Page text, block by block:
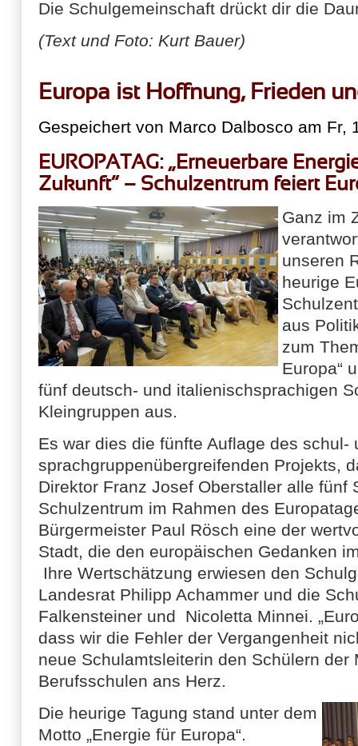
Die Schulgemeinschaft drückt dir die
(Text und Foto: Kurt Bauer)
Europa ist Hoffnung, Frieden
Gespeichert von Marco Dalbosco am Fr,
EUROPATAG: „Erneuerbare
Zukunft“ – Schulzentrum feiert
Ganz im
unseren
heurige
aus
zum
Europa“
fünf deutsch- und italienischsprachigen
Kleingruppen aus.
Es war dies die fünfte Auflage des schul-
sprachgruppenübergreifenden Projekts,
Direktor Franz Josef Oberstaller alle fünf
Schulzentrum im Rahmen des
Bürgermeister Paul Rösch eine der
Stadt, die den europäischen Gedanken
Ihre Wertschätzung erwiesen den
Landesrat Philipp Achammer und die
Falkensteiner und Nicoletta Minnei.
dass wir die Fehler der Vergangenheit
neue Schulamtsleiterin den Schülern der
Berufsschulen ans Herz.
Die heurige Tagung stand unter dem
Motto „Energie für Europa“.